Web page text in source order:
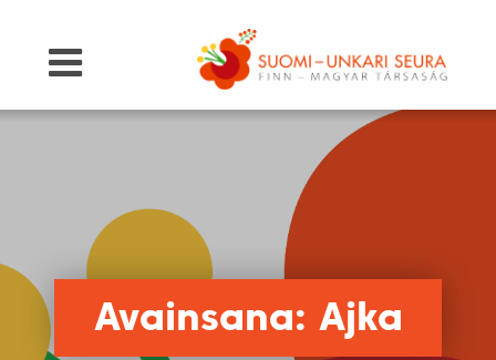
Avainsana: Ajka